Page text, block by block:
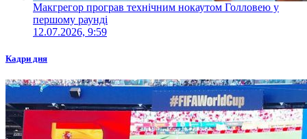
Макгрегор програв технічним нокаутом Голловею у
першому раунді
12.07.2026, 9:59
Кадри дня